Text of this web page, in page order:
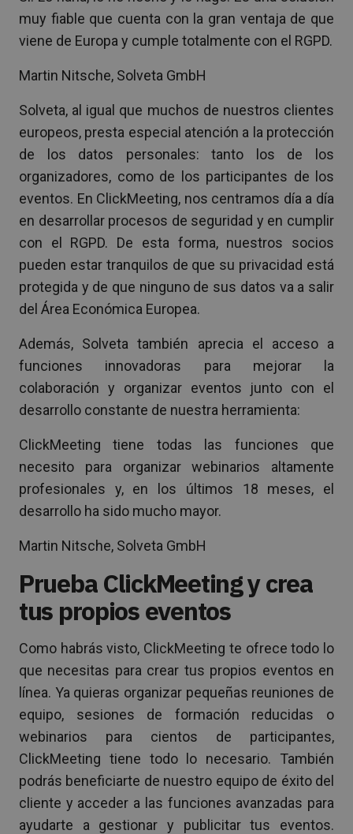
muy fiable que cuenta con la gran ventaja de que
viene de Europa y cumple totalmente con el RGPD.
Martin Nitsche, Solveta GmbH
Solveta, al igual que muchos de nuestros clientes
europeos, presta especial atención a la protección
de los datos personales: tanto los de los
organizadores, como de los participantes de los
eventos. En ClickMeeting, nos centramos día a día
en desarrollar procesos de seguridad y en cumplir
con el RGPD. De esta forma, nuestros socios
pueden estar tranquilos de que su privacidad está
protegida y de que ninguno de sus datos va a salir
del Área Económica Europea.
Además, Solveta también aprecia el acceso a
funciones innovadoras para mejorar la
colaboración y organizar eventos junto con el
desarrollo constante de nuestra herramienta:
ClickMeeting tiene todas las funciones que
necesito para organizar webinarios altamente
profesionales y, en los últimos 18 meses, el
desarrollo ha sido mucho mayor.
Martin Nitsche, Solveta GmbH
Prueba ClickMeeting y crea
tus propios eventos
Como habrás visto, ClickMeeting te ofrece todo lo
que necesitas para crear tus propios eventos en
línea. Ya quieras organizar pequeñas reuniones de
equipo, sesiones de formación reducidas o
webinarios para cientos de participantes,
ClickMeeting tiene todo lo necesario. También
podrás beneficiarte de nuestro equipo de éxito del
cliente y acceder a las funciones avanzadas para
ayudarte a gestionar y publicitar tus eventos.